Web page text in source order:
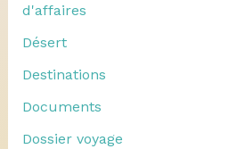
d'affaires
Désert
Destinations
Documents
Dossier voyage